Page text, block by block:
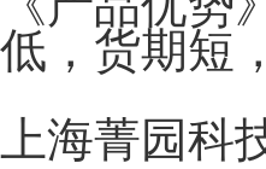
低，货期短
上海菁园科